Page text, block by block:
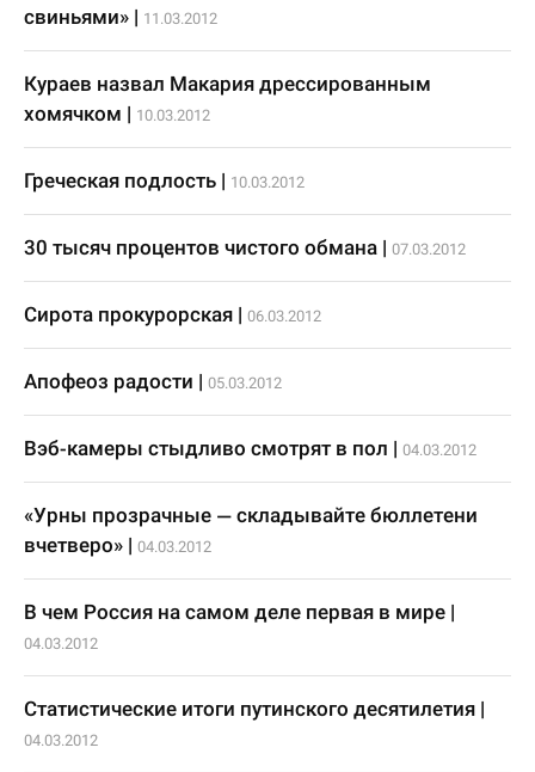
свиньями» | 11.03.2012
Кураев назвал Макария дрессированным
хомячком | 10.03.2012
Греческая подлость | 10.03.2012
30 тысяч процентов чистого обмана | 07.03.2012
Сирота прокурорская | 06.03.2012
Апофеоз радости | 05.03.2012
Вэб-камеры стыдливо смотрят в пол | 04.03.2012
«Урны прозрачные — складывайте бюллетени
вчетверо» | 04.03.2012
В чем Россия на самом деле первая в мире |
04.03.2012
Статистические итоги путинского десятилетия |
04.03.2012